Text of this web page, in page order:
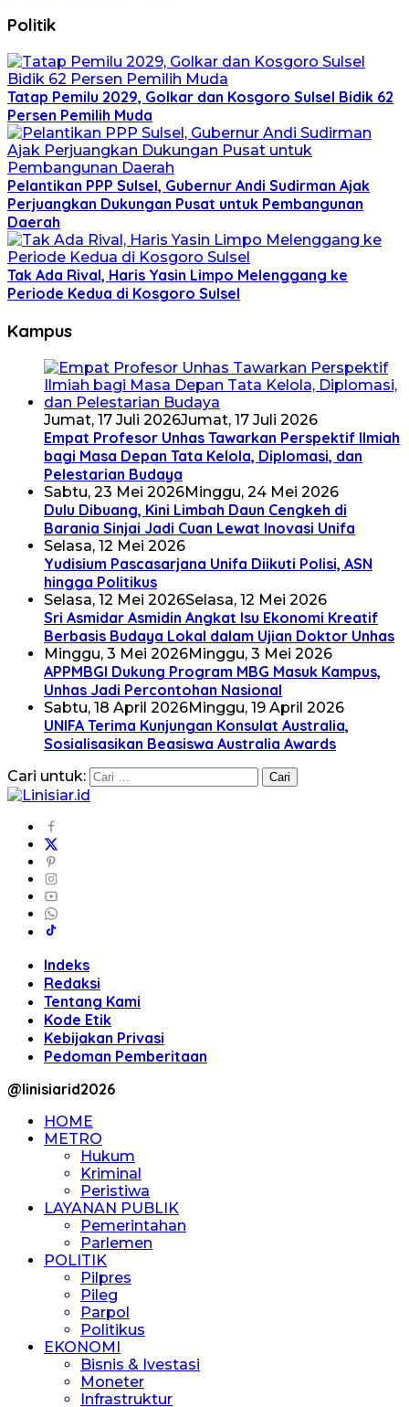
Politik
Tatap Pemilu 2029, Golkar dan Kosgoro Sulsel Bidik 62
Persen Pemilih Muda
Pelantikan PPP Sulsel, Gubernur Andi Sudirman Ajak
Perjuangkan Dukungan Pusat untuk Pembangunan
Daerah
Tak Ada Rival, Haris Yasin Limpo Melenggang ke
Periode Kedua di Kosgoro Sulsel
Kampus
Jumat, 17 Juli 2026Jumat, 17 Juli 2026
Empat Profesor Unhas Tawarkan Perspektif Ilmiah
bagi Masa Depan Tata Kelola, Diplomasi, dan
Pelestarian Budaya
Sabtu, 23 Mei 2026Minggu, 24 Mei 2026
Dulu Dibuang, Kini Limbah Daun Cengkeh di
Barania Sinjai Jadi Cuan Lewat Inovasi Unifa
Selasa, 12 Mei 2026
Yudisium Pascasarjana Unifa Diikuti Polisi, ASN
hingga Politikus
Selasa, 12 Mei 2026Selasa, 12 Mei 2026
Sri Asmidar Asmidin Angkat Isu Ekonomi Kreatif
Berbasis Budaya Lokal dalam Ujian Doktor Unhas
Minggu, 3 Mei 2026Minggu, 3 Mei 2026
APPMBGI Dukung Program MBG Masuk Kampus,
Unhas Jadi Percontohan Nasional
Sabtu, 18 April 2026Minggu, 19 April 2026
UNIFA Terima Kunjungan Konsulat Australia,
Sosialisasikan Beasiswa Australia Awards
Cari untuk:
Indeks
Redaksi
Tentang Kami
Kode Etik
Kebijakan Privasi
Pedoman Pemberitaan
@linisiarid2026
HOME
METRO
Hukum
Kriminal
Peristiwa
LAYANAN PUBLIK
Pemerintahan
Parlemen
POLITIK
Pilpres
Pileg
Parpol
Politikus
EKONOMI
Bisnis & Ivestasi
Moneter
Infrastruktur